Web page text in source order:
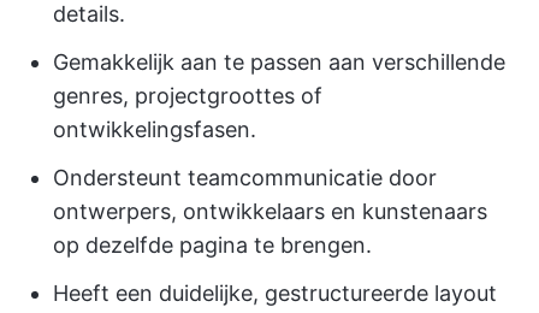
details.
Gemakkelijk aan te passen aan verschillende
genres, projectgroottes of
ontwikkelingsfasen.
Ondersteunt teamcommunicatie door
ontwerpers, ontwikkelaars en kunstenaars
op dezelfde pagina te brengen.
Heeft een duidelijke, gestructureerde layout